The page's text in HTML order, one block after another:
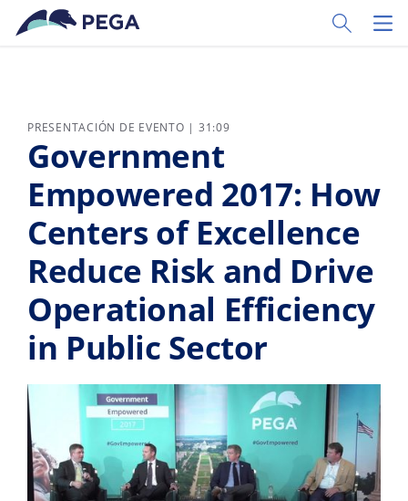
Ir al contenido principal
Toggle
PRESENTACIÓN DE EVENTO | 31:09
Government
Empowered 2017: How
Centers of Excellence
Reduce Risk and Drive
Operational Efficiency
in Public Sector